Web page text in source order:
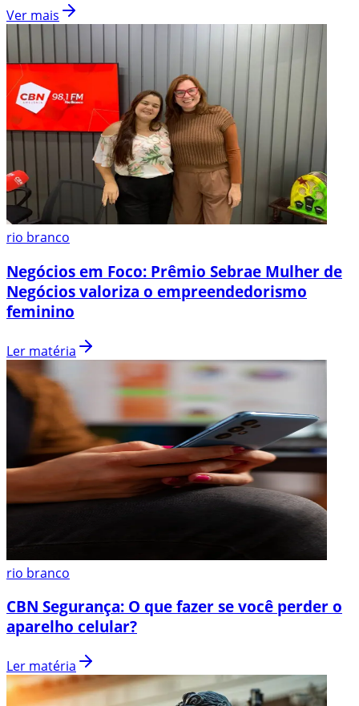
Ver mais
rio branco
Negócios em Foco: Prêmio Sebrae Mulher de
Negócios valoriza o empreendedorismo
feminino
Ler matéria
rio branco
CBN Segurança: O que fazer se você perder o
aparelho celular?
Ler matéria